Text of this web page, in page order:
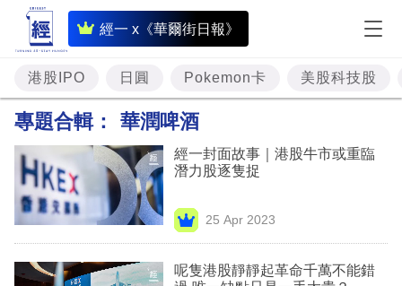
經一 x《華爾街日報》
即
時
財
經
題
投
資
樓
港股IPO 日圓 Pokemon卡 美股科技股
專題合輯： 華潤啤酒
經一封面故事｜港股牛市或重臨
潛力股逐隻捉
25 Apr 2023
呢隻港股靜靜起革命千萬不能錯